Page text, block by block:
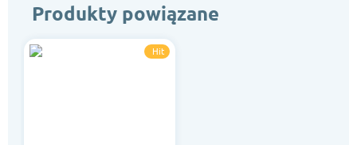
Produkty powiązane
Hit